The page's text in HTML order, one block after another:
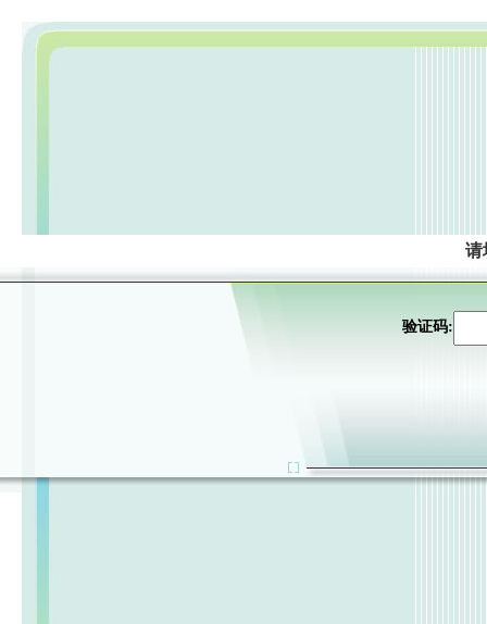
请
验证码: